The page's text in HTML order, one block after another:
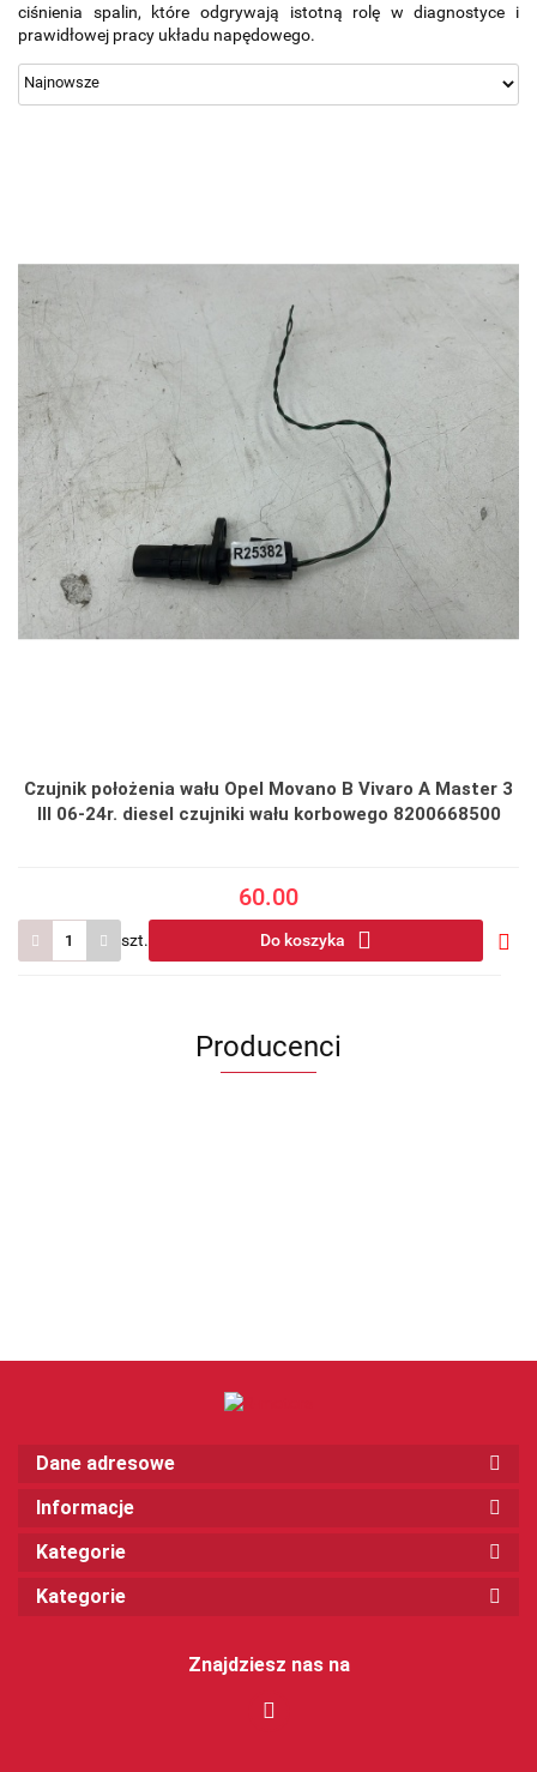
ciśnienia spalin, które odgrywają istotną rolę w diagnostyce i
prawidłowej pracy układu napędowego.
Czujnik położenia wału Opel Movano B Vivaro A Master 3
III 06-24r. diesel czujniki wału korbowego 8200668500
60.00
szt. Do koszyka
Producenci
Dane adresowe
Informacje
Kategorie
Kategorie
Znajdziesz nas na